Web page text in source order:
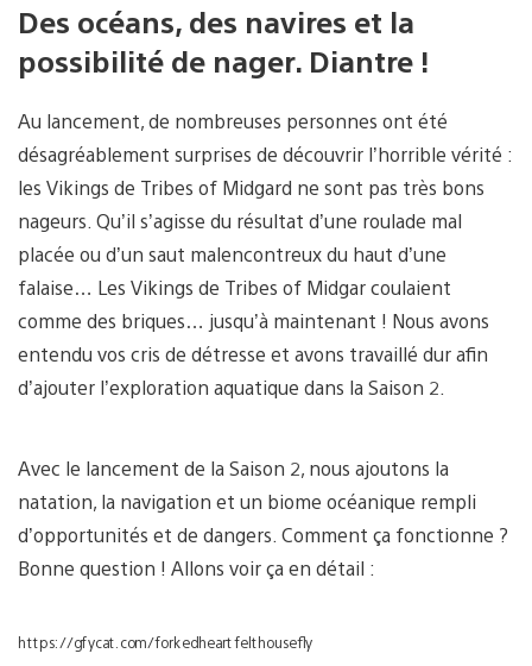
Des océans, des navires et la
possibilité de nager. Diantre !
Au lancement, de nombreuses personnes ont été
désagréablement surprises de découvrir l’horrible vérité :
les Vikings de Tribes of Midgard ne sont pas très bons
nageurs. Qu’il s’agisse du résultat d’une roulade mal
placée ou d’un saut malencontreux du haut d’une
falaise… Les Vikings de Tribes of Midgar coulaient
comme des briques… jusqu’à maintenant ! Nous avons
entendu vos cris de détresse et avons travaillé dur afin
d’ajouter l’exploration aquatique dans la Saison 2.
Avec le lancement de la Saison 2, nous ajoutons la
natation, la navigation et un biome océanique rempli
d’opportunités et de dangers. Comment ça fonctionne ?
Bonne question ! Allons voir ça en détail :
https://gfycat.com/forkedheartfelthousefly